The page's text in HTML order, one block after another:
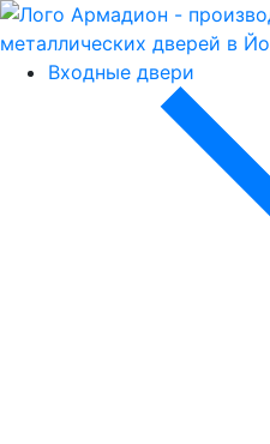
Входные двери